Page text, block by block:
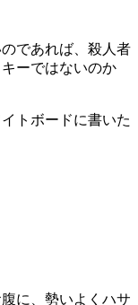
であれば、殺人者
ーではないのか
トボードに書いた
に、勢いよくハサ